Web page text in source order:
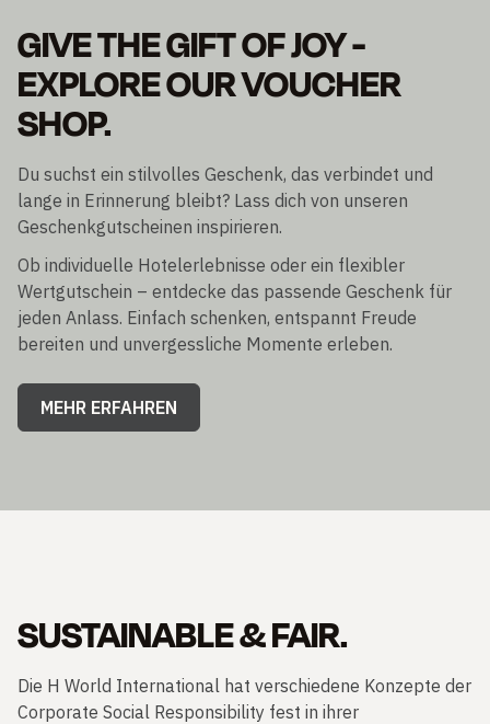
EXPLORE OUR VOUCHER
SHOP.
Du suchst ein stilvolles Geschenk, das verbindet und
Geschenkgutscheinen inspirieren.
Ob individuelle Hotelerlebnisse oder ein flexibler
Wertgutschein – entdecke das passende Geschenk für
jeden Anlass. Einfach schenken, entspannt Freude
bereiten und unvergessliche Momente erleben.
MEHR ERFAHREN
Die H World International hat verschiedene Konzepte der
Unternehmensstruktur verankert. So leisten alle unsere
Hotelmarken einen Beitrag für eine nachhaltigere